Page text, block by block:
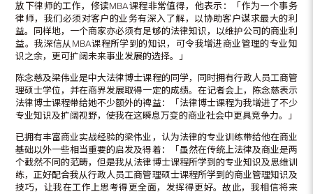
放下律师的工作，修读MBA课程非常值得，他表示：「作为一个事务
律师，我们必须对客户的业务有深入了解，以协助客户谋求最大的利
益。同样地，一个商家亦必须有足够的法律知识，以维护公司的商业利
益。我深信从MBA课程所学到的知识，可令我增进商业管理的专业知
识之余，更可扩阔未来事业发展的选择。」
陈念慈及梁伟业是中大法律博士课程的同学，同时拥有行政人员工商管
理硕士学位，并在商界发展取得一定的成绩。在记者会上，陈念慈表示
法律博士课程带给她不少额外的裨益：「法律博士课程为我增进了不少
专业知识及扩阔视野，使我在这瞬息万变的商业社会中更具竞争力。」
已拥有丰富商业实战经验的梁伟业，认为法律的专业训练带给他在商业
基础以外一些相当重要的启发及得着：「虽然在传统上法律及商业是两
个截然不同的范畴，但是我从法律博士课程所学到的专业知识及思维训
练，正好配合我从行政人员工商管理硕士课程所学到的商业管理知识及
技巧，让我在工作上思考得更全面，发挥得更好。故此，我相信将来